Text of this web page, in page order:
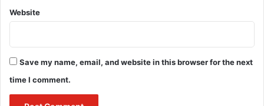
Website
Save my name, email, and website in this browser for the next
time I comment.